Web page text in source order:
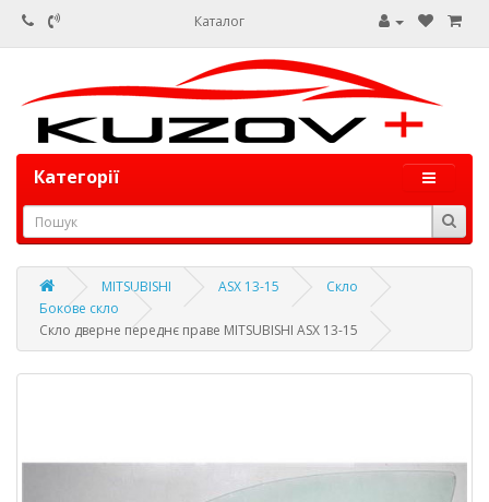
Каталог
Категорії
MITSUBISHI ASX 13-15
Скло
Бокове скло
Скло дверне переднє праве MITSUBISHI ASX 13-15